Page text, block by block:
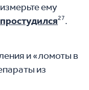
ему
простудился27.
и «ломоты в
из